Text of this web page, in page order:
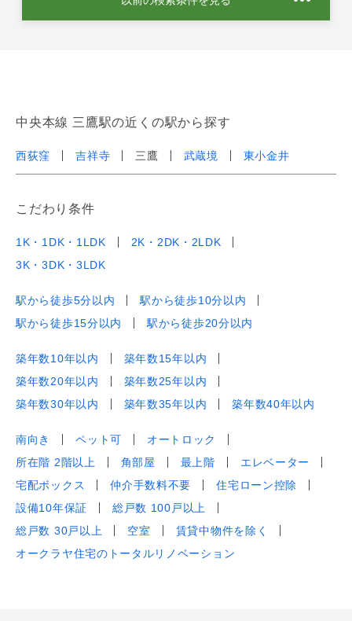
中央本線 三鷹駅の近くの駅から探す
西荻窪 吉祥寺 三鷹 武蔵境 東小金井
こだわり条件
1K・1DK・1LDK
2K・2DK・2LDK
3K・3DK・3LDK
駅から徒歩5分以内
駅から徒歩10分以内
駅から徒歩15分以内
駅から徒歩20分以内
築年数10年以内
築年数15年以内
築年数20年以内
築年数25年以内
築年数30年以内
築年数35年以内 築年数40年以内
南向き ペット可
オートロック
所在階 2階以上
角部屋 最上階
エレベーター
宅配ボックス
仲介手数料不要
住宅ローン控除
設備10年保証
総戸数 100戸以上
総戸数 30戸以上
空室
賃貸中物件を除く
オークラヤ住宅のトータルリノベーション